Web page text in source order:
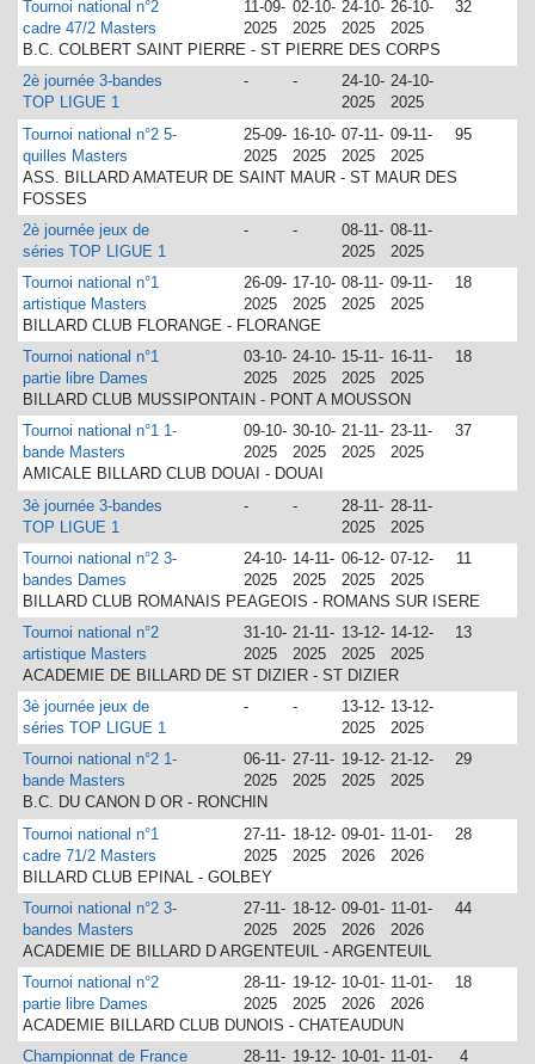
Tournoi national n°2
cadre 47/2 Masters
11-09-
2025
02-10-
2025
24-10-
2025
26-10-
2025
32
B.C. COLBERT SAINT PIERRE - ST PIERRE DES CORPS
2è journée 3-bandes
TOP LIGUE 1
- -
24-10-
2025
24-10-
2025
Tournoi national n°2 5-
quilles Masters
25-09-
2025
16-10-
2025
07-11-
2025
09-11-
2025
95
ASS. BILLARD AMATEUR DE SAINT MAUR - ST MAUR DES
FOSSES
2è journée jeux de
séries TOP LIGUE 1
- -
08-11-
2025
08-11-
2025
Tournoi national n°1
artistique Masters
26-09-
2025
17-10-
2025
08-11-
2025
09-11-
2025
18
BILLARD CLUB FLORANGE - FLORANGE
Tournoi national n°1
partie libre Dames
03-10-
2025
24-10-
2025
15-11-
2025
16-11-
2025
18
BILLARD CLUB MUSSIPONTAIN - PONT A MOUSSON
Tournoi national n°1 1-
bande Masters
09-10-
2025
30-10-
2025
21-11-
2025
23-11-
2025
37
AMICALE BILLARD CLUB DOUAI - DOUAI
3è journée 3-bandes
TOP LIGUE 1
- -
28-11-
2025
28-11-
2025
Tournoi national n°2 3-
bandes Dames
24-10-
2025
14-11-
2025
06-12-
2025
07-12-
2025
11
BILLARD CLUB ROMANAIS PEAGEOIS - ROMANS SUR ISERE
Tournoi national n°2
artistique Masters
31-10-
2025
21-11-
2025
13-12-
2025
14-12-
2025
13
ACADEMIE DE BILLARD DE ST DIZIER - ST DIZIER
3è journée jeux de
séries TOP LIGUE 1
- -
13-12-
2025
13-12-
2025
Tournoi national n°2 1-
bande Masters
06-11-
2025
27-11-
2025
19-12-
2025
21-12-
2025
29
B.C. DU CANON D OR - RONCHIN
Tournoi national n°1
cadre 71/2 Masters
27-11-
2025
18-12-
2025
09-01-
2026
11-01-
2026
28
BILLARD CLUB EPINAL - GOLBEY
Tournoi national n°2 3-
bandes Masters
27-11-
2025
18-12-
2025
09-01-
2026
11-01-
2026
44
ACADEMIE DE BILLARD D ARGENTEUIL - ARGENTEUIL
Tournoi national n°2
partie libre Dames
28-11-
2025
19-12-
2025
10-01-
2026
11-01-
2026
18
ACADEMIE BILLARD CLUB DUNOIS - CHATEAUDUN
Championnat de France
28-11- 19-12- 10-01- 11-01-
4